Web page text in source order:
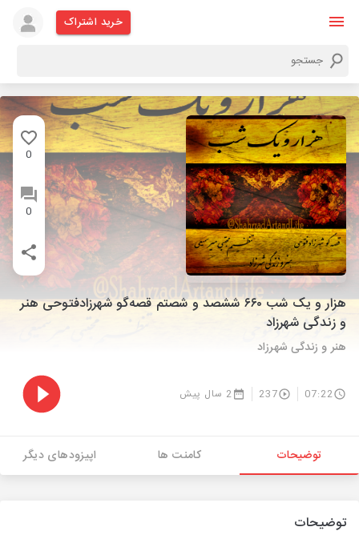
خرید اشتراک
0
0
هزار و یک شب ۶۶۰ ششصد و شصتم قصه‌گو شهرزادفتوحی هنر
و زندگی شهرزاد
هنر و زندگی شهرزاد
07:22
237 2 سال پیش
توضیحات کامنت ها اپیزودهای دیگر
توضیحات